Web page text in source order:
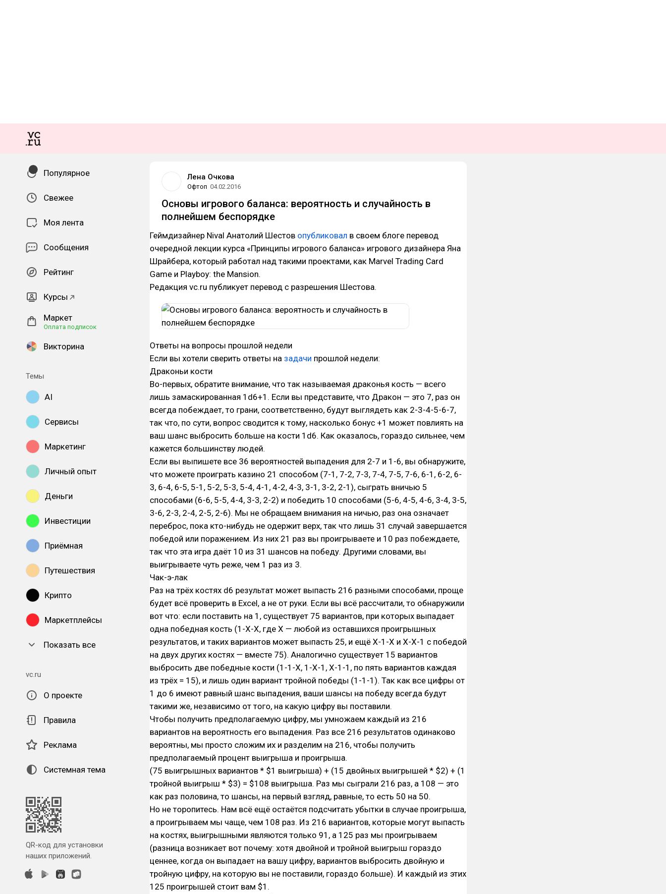
Популярное
Свежее
Моя лента
Сообщения
Рейтинг
Курсы
Маркет
Оплата подписок
Викторина
Темы
AI
Сервисы
Маркетинг
Личный опыт
Деньги
Инвестиции
Приёмная
Путешествия
Крипто
Маркетплейсы
Показать все
vc.ru
О проекте
Правила
Реклама
Системная тема
QR-код для установки
наших приложений.
Лена Очкова
Офтоп 04.02.2016
Основы игрового баланса: вероятность и случайность в
полнейшем беспорядке
Геймдизайнер Nival Анатолий Шестов опубликовал в своем блоге перевод
очередной лекции курса «Принципы игрового баланса» игрового дизайнера Яна
Шрайбера, который работал над такими проектами, как Marvel Trading Card
Game и Playboy: the Mansion.
Редакция vc.ru публикует перевод с разрешения Шестова.
Ответы на вопросы прошлой недели
Если вы хотели сверить ответы на задачи прошлой недели:
Драконьи кости
Во-первых, обратите внимание, что так называемая драконья кость — всего
лишь замаскированная 1d6+1. Если вы представите, что Дракон — это 7, раз он
всегда побеждает, то грани, соответственно, будут выглядеть как 2-3-4-5-6-7,
так что, по сути, вопрос сводится к тому, насколько бонус +1 может повлиять на
ваш шанс выбросить больше на кости 1d6. Как оказалось, гораздо сильнее, чем
кажется большинству людей.
Если вы выпишете все 36 вероятностей выпадения для 2-7 и 1-6, вы обнаружите,
что можете проиграть казино 21 способом (7-1, 7-2, 7-3, 7-4, 7-5, 7-6, 6-1, 6-2, 6-
3, 6-4, 6-5, 5-1, 5-2, 5-3, 5-4, 4-1, 4-2, 4-3, 3-1, 3-2, 2-1), сыграть вничью 5
способами (6-6, 5-5, 4-4, 3-3, 2-2) и победить 10 способами (5-6, 4-5, 4-6, 3-4, 3-5,
3-6, 2-3, 2-4, 2-5, 2-6). Мы не обращаем внимания на ничью, раз она означает
переброс, пока кто-нибудь не одержит верх, так что лишь 31 случай завершается
победой или поражением. Из них 21 раз вы проигрываете и 10 раз побеждаете,
так что эта игра даёт 10 из 31 шансов на победу. Другими словами, вы
выигрываете чуть реже, чем 1 раз из 3.
Чак-э-лак
Раз на трёх костях d6 результат может выпасть 216 разными способами, проще
будет всё проверить в Excel, а не от руки. Если вы всё рассчитали, то обнаружили
вот что: если поставить на 1, существует 75 вариантов, при которых выпадает
одна победная кость (1-Х-Х, где Х — любой из оставшихся проигрышных
результатов, и таких вариантов может выпасть 25, и ещё Х-1-Х и Х-Х-1 с победой
на двух других костях — вместе 75). Аналогично существует 15 вариантов
выбросить две победные кости (1-1-Х, 1-Х-1, Х-1-1, по пять вариантов каждая
из трёх = 15), и лишь один вариант тройной победы (1-1-1). Так как все цифры от
1 до 6 имеют равный шанс выпадения, ваши шансы на победу всегда будут
такими же, независимо от того, на какую цифру вы поставили.
Чтобы получить предполагаемую цифру, мы умножаем каждый из 216
вариантов на вероятность его выпадения. Раз все 216 результатов одинаково
вероятны, мы просто сложим их и разделим на 216, чтобы получить
предполагаемый процент выигрыша и проигрыша.
(75 выигрышных вариантов * $1 выигрыша) + (15 двойных выигрышей * $2) + (1
тройной выигрыш * $3) = $108 выигрыша. Раз мы сыграли 216 раз, а 108 — это
как раз половина, то шансы, на первый взгляд, равные, то есть 50 на 50.
Но не торопитесь. Нам всё ещё остаётся подсчитать убытки в случае проигрыша,
а проигрываем мы чаще, чем 108 раз. Из 216 вариантов, которые могут выпасть
на костях, выигрышными являются только 91, а 125 раз мы проигрываем
(разница возникает вот почему: хотя двойной и тройной выигрыш гораздо
ценнее, когда он выпадает на вашу цифру, вариантов выбросить двойную и
тройную цифру, на которую вы не поставили, гораздо больше). И каждый из этих
125 проигрышей стоит вам $1.